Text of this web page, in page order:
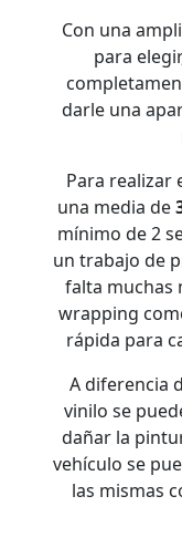
Con una
para
darle una
Para realizar
una media de
mínimo de 2
un trabajo de
falta muchas
wrapping
rápida para
A diferencia
vinilo se
dañar la
vehículo se
las mismas